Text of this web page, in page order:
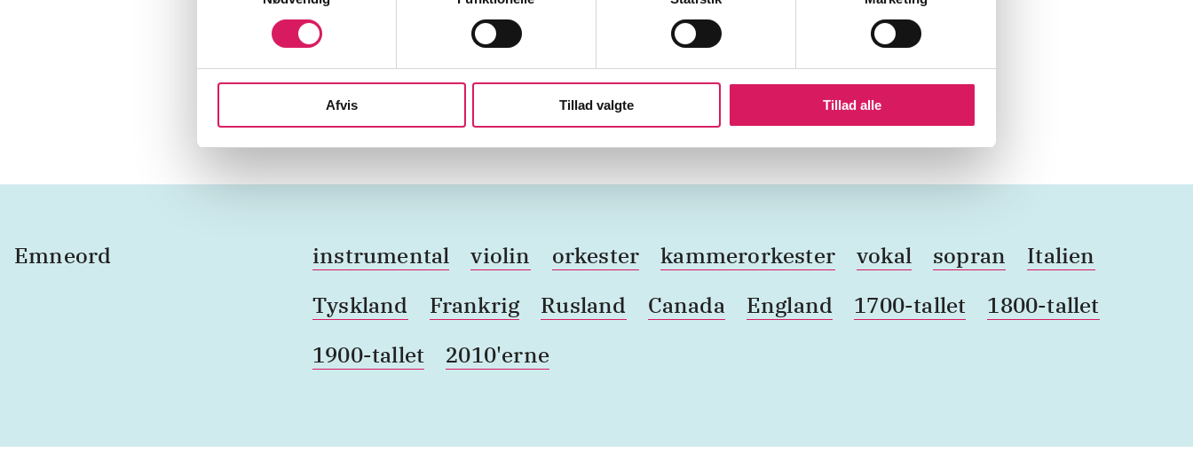
Afvis Tillad valgte Tillad alle
Wiegenlied, opus 49:4 (arr. Daniel Hope)
Emneord instrumental violin orkester kammerorkester vokal sopran
Italien
Tyskland
Frankrig Rusland Canada England 1700-tallet
1800-tallet
1900-tallet
2010'erne